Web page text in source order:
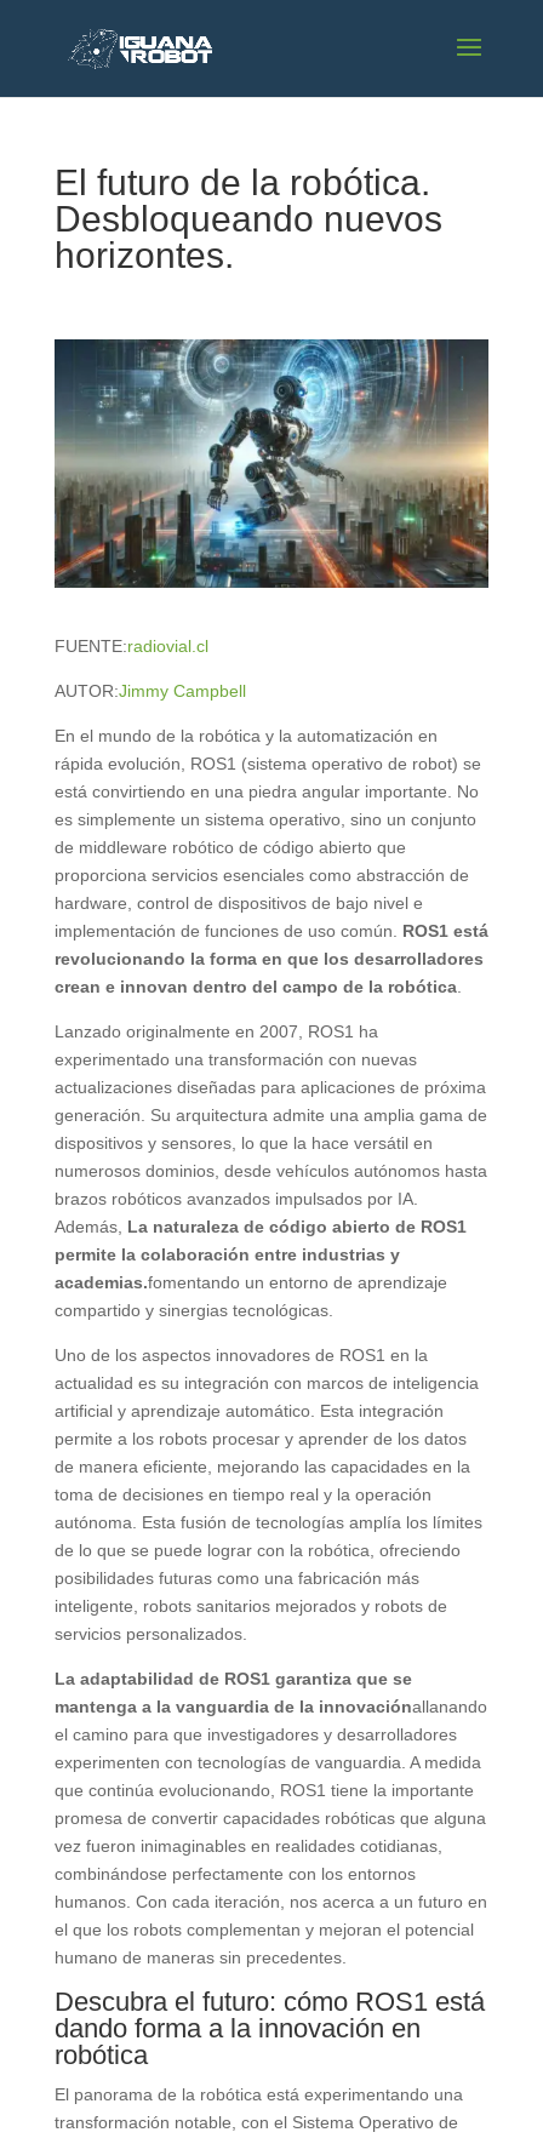
El futuro de la robótica.
Desbloqueando nuevos
horizontes.
FUENTE:radiovial.cl
AUTOR:Jimmy Campbell
En el mundo de la robótica y la automatización en
rápida evolución, ROS1 (sistema operativo de robot) se
está convirtiendo en una piedra angular importante. No
es simplemente un sistema operativo, sino un conjunto
de middleware robótico de código abierto que
proporciona servicios esenciales como abstracción de
hardware, control de dispositivos de bajo nivel e
implementación de funciones de uso común. ROS1 está
revolucionando la forma en que los desarrolladores
crean e innovan dentro del campo de la robótica.
Lanzado originalmente en 2007, ROS1 ha
experimentado una transformación con nuevas
actualizaciones diseñadas para aplicaciones de próxima
generación. Su arquitectura admite una amplia gama de
dispositivos y sensores, lo que la hace versátil en
numerosos dominios, desde vehículos autónomos hasta
brazos robóticos avanzados impulsados ​​por IA.
Además, La naturaleza de código abierto de ROS1
permite la colaboración entre industrias y
academias.fomentando un entorno de aprendizaje
compartido y sinergias tecnológicas.
Uno de los aspectos innovadores de ROS1 en la
actualidad es su integración con marcos de inteligencia
artificial y aprendizaje automático. Esta integración
permite a los robots procesar y aprender de los datos
de manera eficiente, mejorando las capacidades en la
toma de decisiones en tiempo real y la operación
autónoma. Esta fusión de tecnologías amplía los límites
de lo que se puede lograr con la robótica, ofreciendo
posibilidades futuras como una fabricación más
inteligente, robots sanitarios mejorados y robots de
servicios personalizados.
La adaptabilidad de ROS1 garantiza que se
mantenga a la vanguardia de la innovaciónallanando
el camino para que investigadores y desarrolladores
experimenten con tecnologías de vanguardia. A medida
que continúa evolucionando, ROS1 tiene la importante
promesa de convertir capacidades robóticas que alguna
vez fueron inimaginables en realidades cotidianas,
combinándose perfectamente con los entornos
humanos. Con cada iteración, nos acerca a un futuro en
el que los robots complementan y mejoran el potencial
humano de maneras sin precedentes.
Descubra el futuro: cómo ROS1 está
dando forma a la innovación en
robótica
El panorama de la robótica está experimentando una
transformación notable, con el Sistema Operativo de